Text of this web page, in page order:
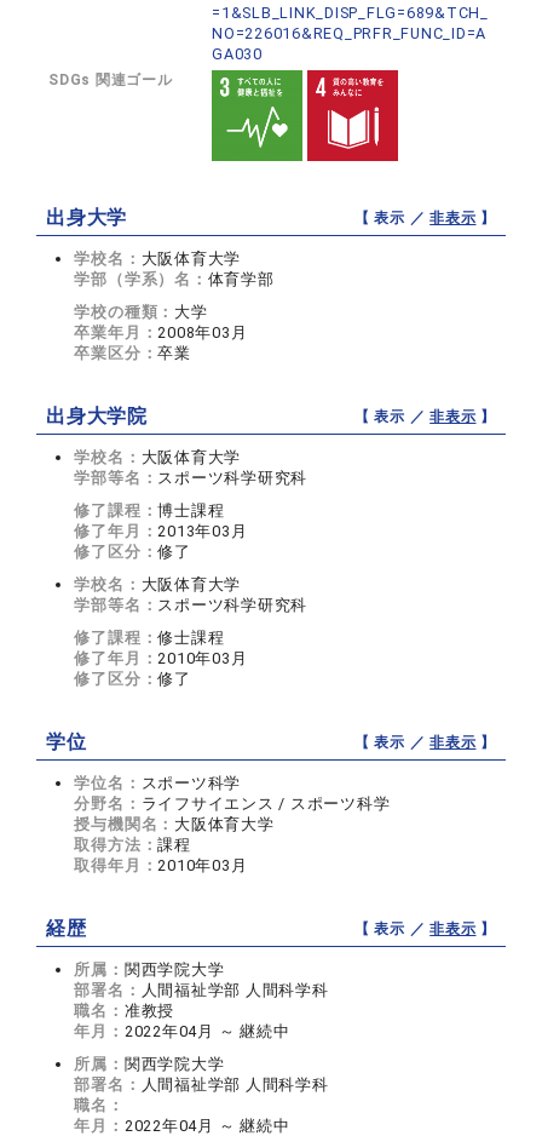
=1&SLB_LINK_DISP_FLG=689&TCH_
NO=226016&REQ_PRFR_FUNC_ID=A
GA030
SDGs 関連ゴール
出身大学 【 表示 ／非表示 】
学校名： 大阪体育大学
学部（学系）名： 体育学部
学校の種類： 大学
卒業年月：2008年03月
卒業区分：卒業
出身大学院 【 表示 ／非表示 】
学校名： 大阪体育大学
学部等名： スポーツ科学研究科
修了課程：博士課程
修了年月：2013年03月
修了区分：修了
学校名： 大阪体育大学
学部等名： スポーツ科学研究科
修了課程：修士課程
修了年月：2010年03月
修了区分：修了
学位 【 表示 ／非表示 】
学位名： スポーツ科学
分野名： ライフサイエンス / スポーツ科学
授与機関名： 大阪体育大学
取得方法：課程
取得年月：2010年03月
経歴 【 表示 ／非表示 】
所属： 関西学院大学
部署名： 人間福祉学部 人間科学科
職名： 准教授
年月： 2022年04月 ～ 継続中
所属： 関西学院大学
部署名： 人間福祉学部 人間科学科
職名：
年月： 2022年04月 ～ 継続中